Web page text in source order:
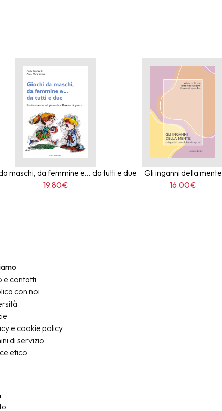
maschi, da femmine e... da tutti e due
19.80€
Gli inganni della mente
16.00€
e contatti
con noi
e cookie policy
di servizio
etico